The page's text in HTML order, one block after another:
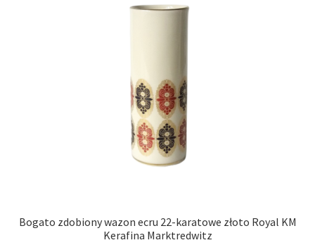
Bogato zdobiony wazon ecru 22-karatowe złoto Royal KM
Kerafina Marktredwitz